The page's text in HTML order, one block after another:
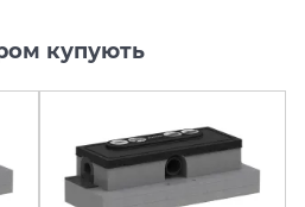
купують